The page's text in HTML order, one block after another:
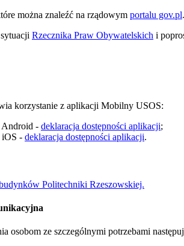
można znaleźć na rządowym portalu gov.pl.
Rzecznika Praw Obywatelskich i
korzystanie z aplikacji Mobilny USOS:
Android - deklaracja dostępności aplikacji;
iOS - deklaracja dostępności aplikacji.
Politechniki Rzeszowskiej.
osobom ze szczególnymi potrzebami